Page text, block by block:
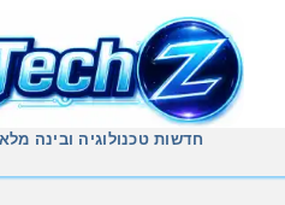
חדשות טכנולוגיה ובינה